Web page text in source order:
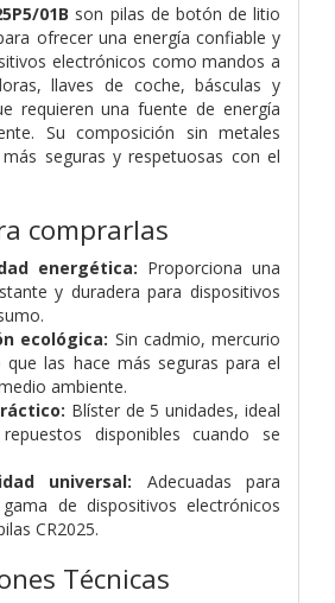
01B son pilas de botón de litio
ofrecer una energía confiable y
electrónicos como mandos a
llaves de coche, básculas y
requieren una fuente de energía
Su composición sin metales
seguras y respetuosas con el
comprarlas
energética: Proporciona una
y duradera para dispositivos
ecológica: Sin cadmio, mercurio
las hace más seguras para el
ambiente.
Blíster de 5 unidades, ideal
disponibles cuando se
universal: Adecuadas para
de dispositivos electrónicos
CR2025.
Técnicas